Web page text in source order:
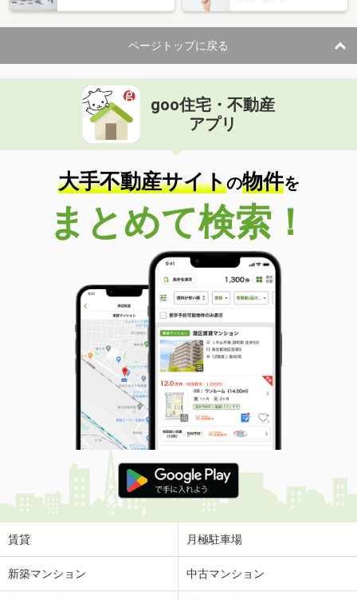
ページトップに戻る
goo住宅・不動産
アプリ
大手不動産サイトの物件を
まとめて検索！
賃貸 月極駐車場
新築マンション 中古マンション